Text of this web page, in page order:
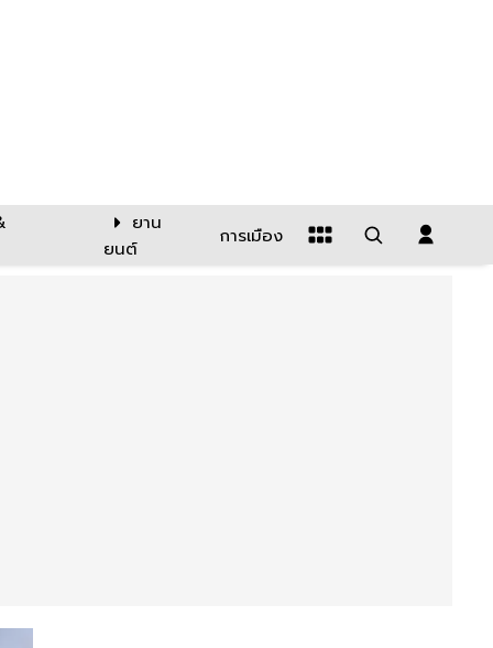
ยาน
ยนต์
การเมือง